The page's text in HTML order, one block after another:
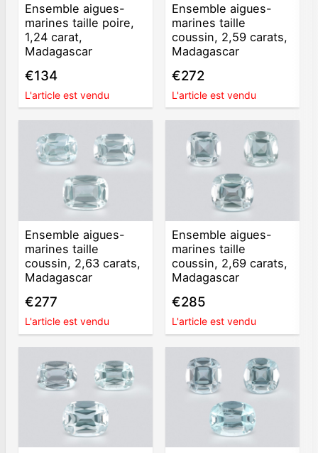
Ensemble aigues-
marines taille poire,
1,24 carat,
Madagascar
€134
L'article est vendu
Ensemble aigues-
marines taille
coussin, 2,59 carats,
Madagascar
€272
L'article est vendu
Ensemble aigues-
marines taille
coussin, 2,63 carats,
Madagascar
€277
L'article est vendu
Ensemble aigues-
marines taille
coussin, 2,69 carats,
Madagascar
€285
L'article est vendu